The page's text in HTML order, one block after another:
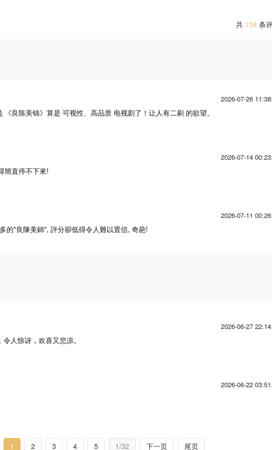
共 158 条
2026-07-26
良陈美锦》算是 可视性、高品质 电视剧了！让人有二刷 的欲望。
2026-07-14
簡直停不下來!
2026-07-11
的"良陳美錦", 評分卻低得令人難以置信, 奇葩!
2026-06-27
人惊讶，欢喜又悲凉。
2026-06-22
1 2 3 4 5 1/32 下一页 尾页